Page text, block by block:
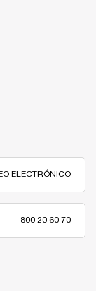
ELECTRÓNICO
800 20 60 70